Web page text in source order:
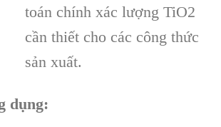
toán chính xác lượng TiO2
cần thiết cho các công thức
sản xuất.
dụng: